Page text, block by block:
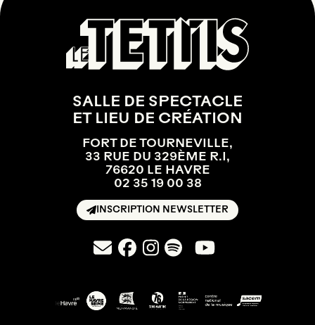
SALLE DE SPECTACLE
ET LIEU DE CRÉATION
FORT DE TOURNEVILLE,
33 RUE DU 329ÈME R.I,
76620 LE HAVRE
02 35 19 00 38
INSCRIPTION NEWSLETTER